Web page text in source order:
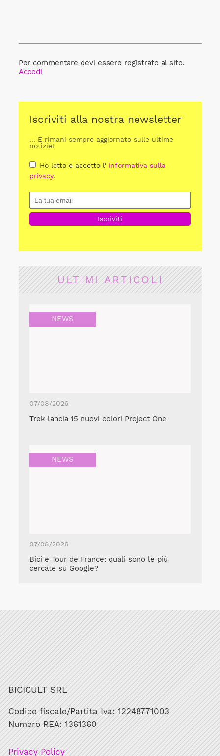
Per commentare devi essere registrato al sito.
Accedi
Iscriviti alla nostra newsletter
... E rimani sempre aggiornato sulle ultime
notizie!
Ho letto e accetto l' informativa sulla
privacy.
ULTIMI ARTICOLI
NEWS
07/08/2026
Trek lancia 15 nuovi colori Project One
NEWS
07/08/2026
Bici e Tour de France: quali sono le più
cercate su Google?
BICICULT SRL
Codice fiscale/Partita Iva: 12248771003
Numero REA: 1361360
Privacy Policy